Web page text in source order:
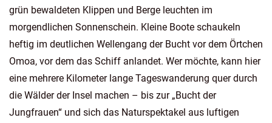
grün bewaldeten Klippen und Berge leuchten im
morgendlichen Sonnenschein. Kleine Boote schaukeln
heftig im deutlichen Wellengang der Bucht vor dem Örtchen
Omoa, vor dem das Schiff anlandet. Wer möchte, kann hier
eine mehrere Kilometer lange Tageswanderung quer durch
die Wälder der Insel machen – bis zur „Bucht der
Jungfrauen“ und sich das Naturspektakel aus luftigen